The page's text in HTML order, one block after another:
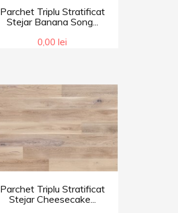
Parchet Triplu Stratificat
Stejar Banana Song...
0,00 lei
Parchet Triplu Stratificat
Stejar Cheesecake...